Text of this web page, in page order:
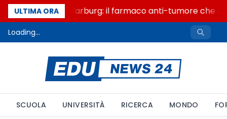
ULTIMA ORA
Un secolo di Warburg: il farmaco anti-tumore che
Loading...
SCUOLA UNIVERSITÀ RICERCA MONDO